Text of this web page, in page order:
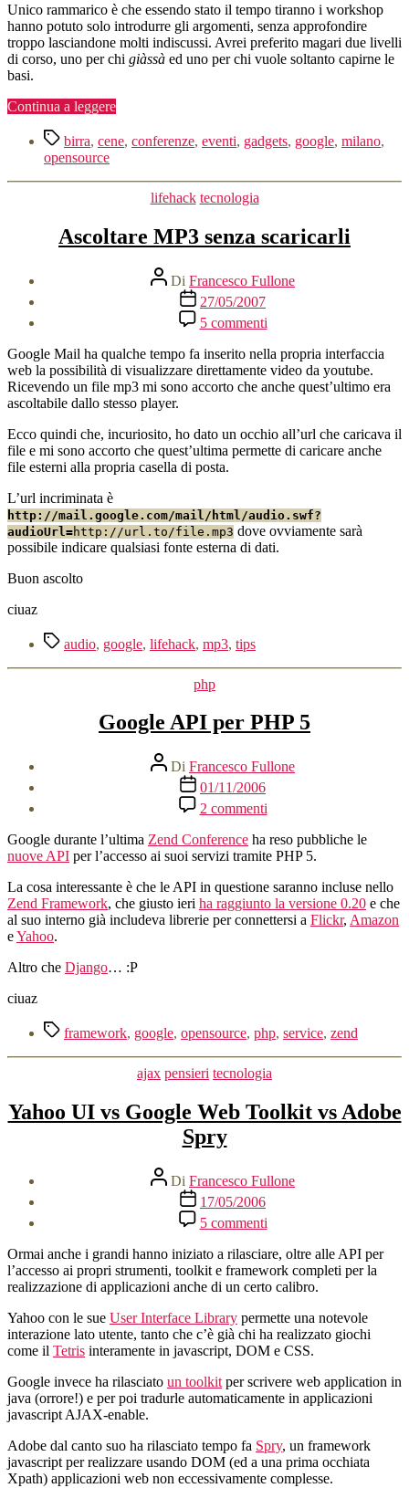
Unico rammarico è che essendo stato il tempo tiranno i workshop
hanno potuto solo introdurre gli argomenti, senza approfondire
troppo lasciandone molti indiscussi. Avrei preferito magari due livelli
di corso, uno per chi giàssà ed uno per chi vuole soltanto capirne le
basi.
Continua a leggere“Google
ops…
Tagbirra, cene, conferenze, eventi, gadgets, google, milano,
opensource
Categorie
lifehack tecnologia
Ascoltare MP3 senza scaricarli
Autore
articolo
Di Francesco Fullone
Data
dell'articolo
27/05/2007
5 commentisu
Ascoltare
MP3
senza
scaricarli
Google Mail ha qualche tempo fa inserito nella propria interfaccia
web la possibilità di visualizzare direttamente video da youtube.
Ricevendo un file mp3 mi sono accorto che anche quest’ultimo era
ascoltabile dallo stesso player.
Ecco quindi che, incuriosito, ho dato un occhio all’url che caricava il
file e mi sono accorto che quest’ultima permette di caricare anche
file esterni alla propria casella di posta.
L’url incriminata è
http://mail.google.com/mail/html/audio.swf?
audioUrl=http://url.to/file.mp3 dove ovviamente sarà
possibile indicare qualsiasi fonte esterna di dati.
Buon ascolto
ciuaz
Tag audio, google, lifehack, mp3, tips
Categorie
php
Google API per PHP 5
Autore
articolo
Di Francesco Fullone
Data
dell'articolo
01/11/2006
2 commentisu
Google
API
per
5
Google durante l’ultima Zend Conference ha reso pubbliche le
nuove API per l’accesso ai suoi servizi tramite PHP 5.
La cosa interessante è che le API in questione saranno incluse nello
Zend Framework, che giusto ieri ha raggiunto la versione 0.20 e che
al suo interno già includeva librerie per connettersi a Flickr, Amazon
eYahoo.
Altro che Django… :P
ciuaz
Tagframework, google, opensource, php, service, zend
Categorie
ajax pensieri tecnologia
Yahoo UI vs Google Web Toolkit vs Adobe
Spry
Autore
articolo
Di Francesco Fullone
Data
dell'articolo
17/05/2006
5 commentisu
Yahoo
UI
vs
Google
Toolkit
vs
Adobe
Ormai anche i grandi hanno iniziato a rilasciare, oltre alle API per
l’accesso ai propri strumenti, toolkit e framework completi per la
realizzazione di applicazioni anche di un certo calibro.
Yahoo con le sue User Interface Library permette una notevole
interazione lato utente, tanto che c’è già chi ha realizzato giochi
come il Tetris interamente in javascript, DOM e CSS.
Google invece ha rilasciato un toolkit per scrivere web application in
java (orrore!) e per poi tradurle automaticamente in applicazioni
javascript AJAX-enable.
Adobe dal canto suo ha rilasciato tempo fa Spry, un framework
javascript per realizzare usando DOM (ed a una prima occhiata
Xpath) applicazioni web non eccessivamente complesse.